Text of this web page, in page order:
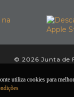
© 2026 Junta de
utiliza cookies para